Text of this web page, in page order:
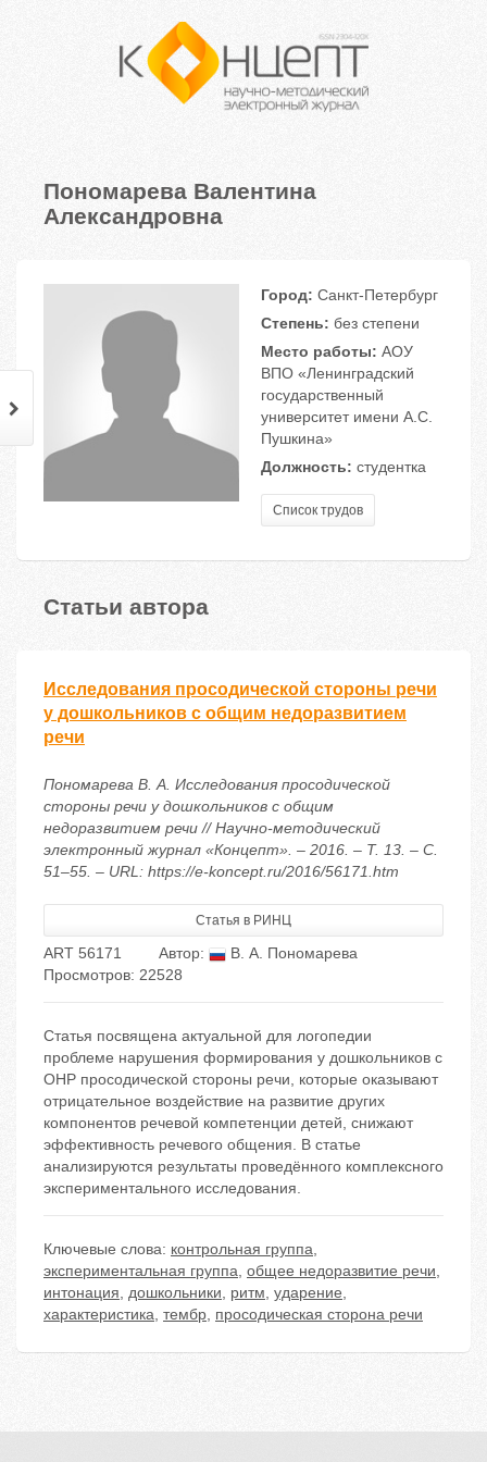
Пономарева Валентина
Александровна
Город: Санкт-Петербург
Степень: без степени
Место работы: АОУ
ВПО «Ленинградский
государственный
университет имени А.С.
Пушкина»
Должность: студентка
Список трудов
Статьи автора
Исследования просодической стороны речи
у дошкольников с общим недоразвитием
речи
Пономарева В. А. Исследования просодической
стороны речи у дошкольников с общим
недоразвитием речи // Научно-методический
электронный журнал «Концепт». – 2016. – Т. 13. – С.
51–55. – URL: https://e-koncept.ru/2016/56171.htm
Статья в РИНЦ
ART 56171 Автор:
В. А. Пономарева
Просмотров: 22528
Статья посвящена актуальной для логопедии
проблеме нарушения формирования у дошкольников с
ОНР просодической стороны речи, которые оказывают
отрицательное воздействие на развитие других
компонентов речевой компетенции детей, снижают
эффективность речевого общения. В статье
анализируются результаты проведённого комплексного
экспериментального исследования.
Ключевые слова: контрольная группа,
экспериментальная группа, общее недоразвитие речи,
интонация, дошкольники, ритм, ударение,
характеристика, тембр, просодическая сторона речи